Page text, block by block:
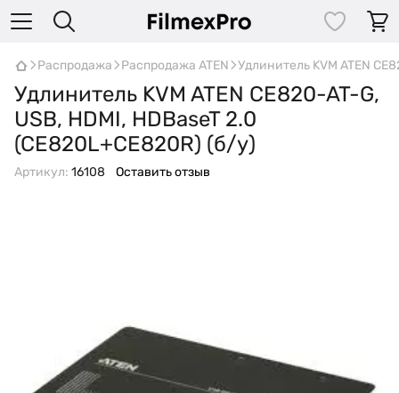
Распродажа Распродажа ATEN Удлинитель KVM ATEN
Удлинитель KVM ATEN CE820-AT-G,
USB, HDMI, HDBaseT 2.0
(CE820L+CE820R) (б/у)
Артикул: 16108 Оставить отзыв